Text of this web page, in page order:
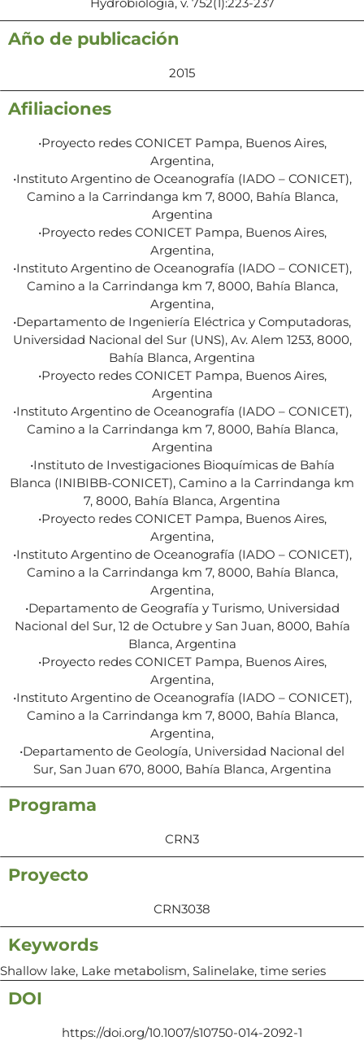
Año de publicación
2015
Afiliaciones
•Proyecto redes CONICET Pampa, Buenos Aires,
Argentina,
•Instituto Argentino de Oceanografía (IADO – CONICET),
Camino a la Carrindanga km 7, 8000, Bahía Blanca,
Argentina
•Proyecto redes CONICET Pampa, Buenos Aires,
Argentina,
•Instituto Argentino de Oceanografía (IADO – CONICET),
Camino a la Carrindanga km 7, 8000, Bahía Blanca,
Argentina,
•Departamento de Ingeniería Eléctrica y Computadoras,
Universidad Nacional del Sur (UNS), Av. Alem 1253, 8000,
Bahía Blanca, Argentina
•Proyecto redes CONICET Pampa, Buenos Aires,
Argentina
•Instituto Argentino de Oceanografía (IADO – CONICET),
Camino a la Carrindanga km 7, 8000, Bahía Blanca,
Argentina
•Instituto de Investigaciones Bioquímicas de Bahía
Blanca (INIBIBB-CONICET), Camino a la Carrindanga km
7, 8000, Bahía Blanca, Argentina
•Proyecto redes CONICET Pampa, Buenos Aires,
Argentina,
•Instituto Argentino de Oceanografía (IADO – CONICET),
Camino a la Carrindanga km 7, 8000, Bahía Blanca,
Argentina,
•Departamento de Geografía y Turismo, Universidad
Nacional del Sur, 12 de Octubre y San Juan, 8000, Bahía
Blanca, Argentina
•Proyecto redes CONICET Pampa, Buenos Aires,
Argentina,
•Instituto Argentino de Oceanografía (IADO – CONICET),
Camino a la Carrindanga km 7, 8000, Bahía Blanca,
Argentina,
•Departamento de Geología, Universidad Nacional del
Sur, San Juan 670, 8000, Bahía Blanca, Argentina
Programa
CRN3
Proyecto
CRN3038
Keywords
Shallow lake, Lake metabolism, Salinelake, time series
DOI
https://doi.org/10.1007/s10750-014-2092-1